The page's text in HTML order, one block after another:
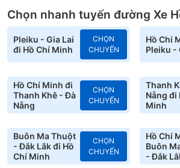
Chọn nhanh tuyến đường Xe
Pleiku - Gia Lai
đi Hồ Chí Minh
CHỌN
CHUYẾN
Hồ Chí
Pleiku -
Hồ Chí Minh đi
Thanh Khê - Đà
Nẵng
CHỌN
CHUYẾN
Thanh
Nẵng đi
Minh
Buôn Ma Thuột
- Đắk Lắk đi Hồ
Chí Minh
CHỌN
CHUYẾN
Hồ Chí
Buôn
- Đắk